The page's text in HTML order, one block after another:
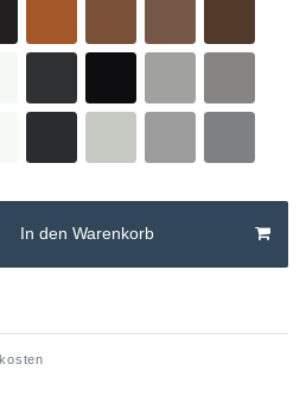
In den Warenkorb